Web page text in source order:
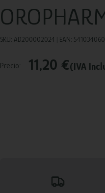
SKU: AD200002024 | EAN:
Precio: 11,20 €(IVA